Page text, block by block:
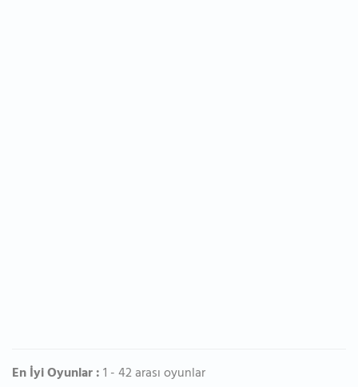
En İyi Oyunlar :1 - 42 arası oyunlar